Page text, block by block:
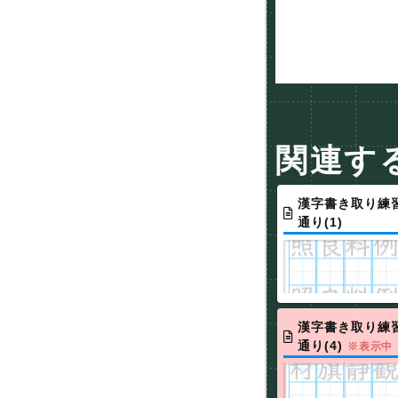
関連す
漢字書き取り練
通り(1)
漢字書き取り練
通り(4) ※表示中